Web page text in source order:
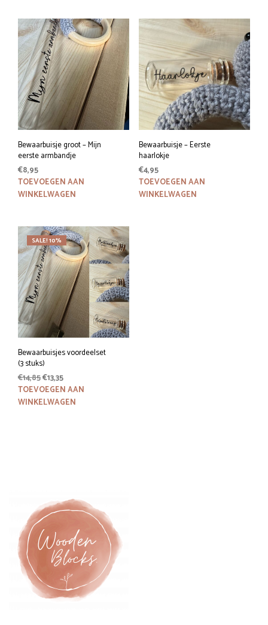
Bewaarbuisje groot – Mijn
eerste armbandje
€8,95
TOEVOEGEN AAN
WINKELWAGEN
Bewaarbuisje – Eerste
haarlokje
€4,95
TOEVOEGEN AAN
WINKELWAGEN
SALE! 10%
Bewaarbuisjes voordeelset
(3 stuks)
€14,85Oorspronkelijke
prijs
was:
€13,35Huidige
prijs
is:
TOEVOEGEN AAN
WINKELWAGEN